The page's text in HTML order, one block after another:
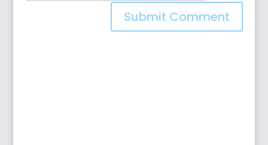
Submit Comment